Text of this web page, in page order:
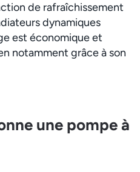
de rafraîchissement
dynamiques
est économique et
notamment grâce à son
une pompe à